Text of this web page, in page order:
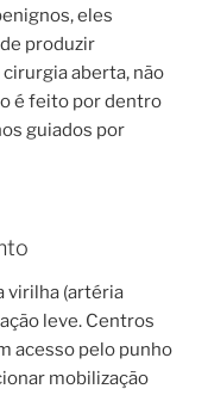
eles
produzir
aberta, não
é feito por dentro
guiados por
virilha (artéria
leve. Centros
acesso pelo punho
mobilização